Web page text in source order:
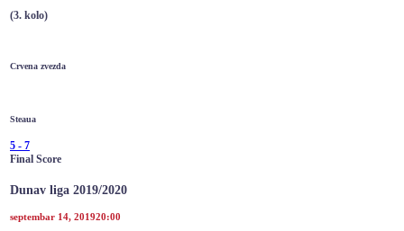
(3. kolo)
Crvena zvezda
Steaua
5 - 7
Final Score
Dunav liga 2019/2020
septembar 14, 201920:00